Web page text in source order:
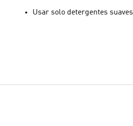
Usar solo detergentes suaves